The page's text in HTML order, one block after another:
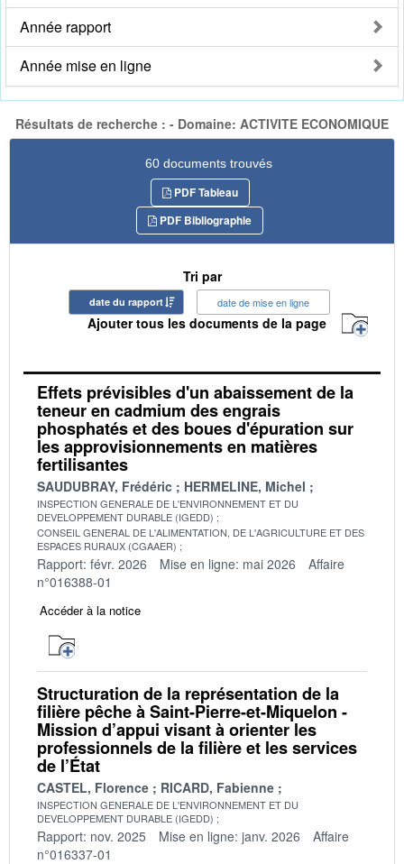
Année rapport
Année mise en ligne
Résultats de recherche : - Domaine: ACTIVITE ECONOMIQUE
60 documents trouvés
PDF Tableau
PDF Bibliographie
Tri par
date du rapport date de mise en ligne
Ajouter tous les documents de la page
Effets prévisibles d'un abaissement de la
teneur en cadmium des engrais
phosphatés et des boues d'épuration sur
les approvisionnements en matières
fertilisantes
SAUDUBRAY, Frédéric HERMELINE, Michel
INSPECTION GENERALE DE L'ENVIRONNEMENT ET DU
DEVELOPPEMENT DURABLE (IGEDD)
CONSEIL GENERAL DE L'ALIMENTATION, DE L'AGRICULTURE ET DES
ESPACES RURAUX (CGAAER)
Rapport: févr. 2026 Mise en ligne: mai 2026
Affaire
n°016388-01
Accéder à la notice
Structuration de la représentation de la
filière pêche à Saint-Pierre-et-Miquelon -
Mission d’appui visant à orienter les
professionnels de la filière et les services
de l’État
CASTEL, Florence RICARD, Fabienne
INSPECTION GENERALE DE L'ENVIRONNEMENT ET DU
DEVELOPPEMENT DURABLE (IGEDD)
Rapport: nov. 2025 Mise en ligne: janv. 2026
Affaire
n°016337-01